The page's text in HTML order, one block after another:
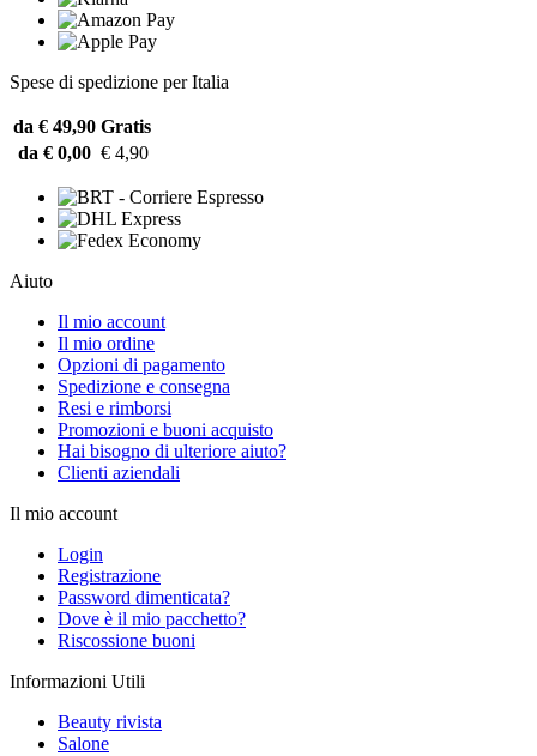
Spese di spedizione per Italia
da € 49,90 Gratis
da € 0,00 € 4,90
Aiuto
Il mio account
Il mio ordine
Opzioni di pagamento
Spedizione e consegna
Resi e rimborsi
Promozioni e buoni acquisto
Hai bisogno di ulteriore aiuto?
Clienti aziendali
Il mio account
Login
Registrazione
Password dimenticata?
Dove è il mio pacchetto?
Riscossione buoni
Informazioni Utili
Beauty rivista
Salone